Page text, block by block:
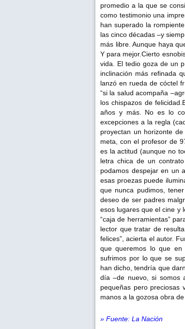
promedio a la que se
como testimonio una
han superado la
las cinco décadas –y
más libre. Aunque haya
Y para mejor.Cierto
vida. El tedio goza de un
inclinación más refinada
lanzó en rueda de cóctel
“si la salud acompaña
los chispazos de
años y más. No es lo
excepciones a la regla
proyectan un horizonte
meta, con el profesor de
es la actitud (aunque no
letra chica de un
podamos despejar en un
esas proezas puede
que nunca pudimos,
deseo de ser padres
esos lugares que el cine y
“caja de herramientas”
lector que tratar de
felices”, acierta el autor.
que queremos lo que en
sufrimos por lo que se
han dicho, tendría que
día –de nuevo, si somos
pequeñas pero preciosas
manos a la gozosa obra
» Fuente: La Nación